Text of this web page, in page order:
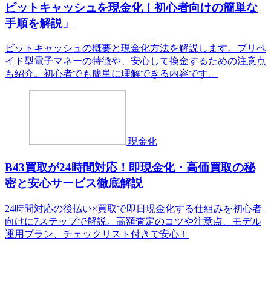
ビットキャッシュを現金化！初心者向けの簡単な
手順を解説」
ビットキャッシュの概要と現金化方法を解説します。プリペ
イド型電子マネーの特徴や、安心して換金するための注意点
も紹介。初心者でも簡単に理解できる内容です。
現金化
B43買取が24時間対応！即現金化・高価買取の秘
密と安心サービス徹底解説
24時間対応の後払い×買取で即日現金化する仕組みを初心者
向けに7ステップで解説。高額査定のコツや注意点、モデル
運用プラン、チェックリスト付きで安心！